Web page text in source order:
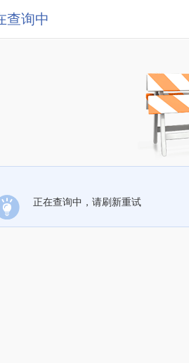
查询中
正在查询中，请刷新重试